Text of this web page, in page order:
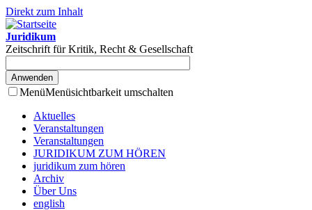
Direkt zum Inhalt
Juridikum
Zeitschrift für Kritik, Recht & Gesellschaft
MenüMenüsichtbarkeit umschalten
Aktuelles
Veranstaltungen
Veranstaltungen
JURIDIKUM ZUM HÖREN
juridikum zum hören
Archiv
Über Uns
english